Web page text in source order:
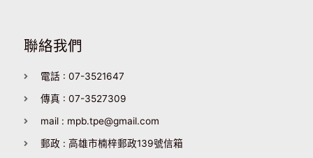
聯絡我們
電話 : 07-3521647
傳真 : 07-3527309
mail : mpb.tpe@gmail.com
郵政 : 高雄市楠梓郵政139號信箱